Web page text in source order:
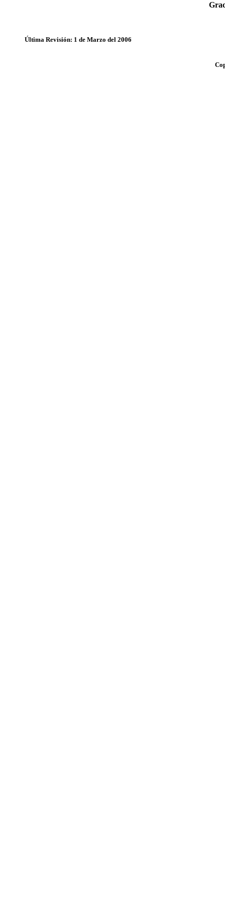
Última Revisión: 1 de Marzo del 2006